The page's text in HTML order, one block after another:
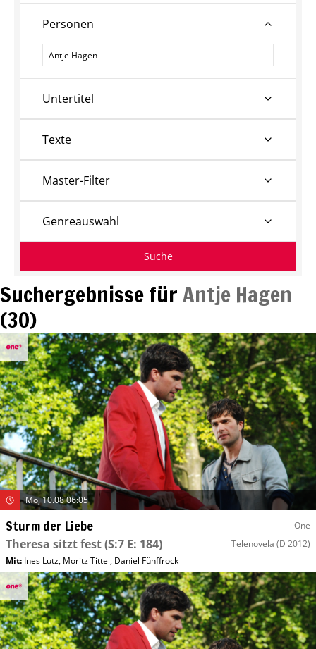
Suchergebnisse fürAntje Hagen
(30)
Mo, 10.08 06:05
Sturm der Liebe One
Theresa sitzt fest(S:7 E: 184) Telenovela (D 2012)
Mit: Ines Lutz, Moritz Tittel, Daniel Fünffrock
Personen
Personen
Untertitel
Texte
Master-Filter
Genreauswahl
Suche